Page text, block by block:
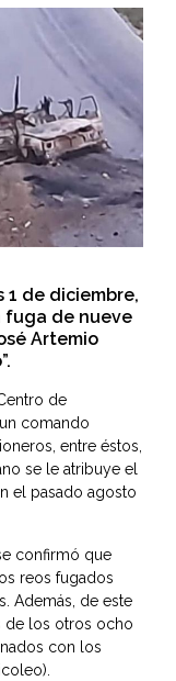
1 de diciembre,
fuga de nueve
Artemio
de
comando
entre éstos,
se le atribuye el
el pasado agosto
confirmó que
reos fugados
Además, de este
de los otros ocho
con los